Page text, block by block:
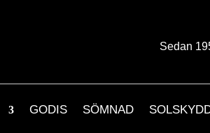
Sedan
GODIS SÖMNAD